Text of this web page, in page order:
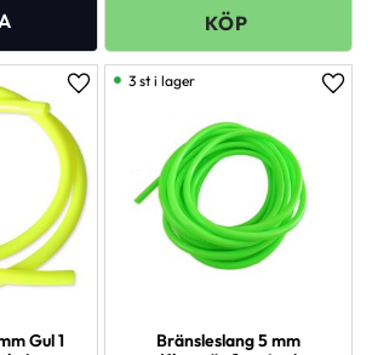
Gul 1
Lägg till i favoriter
Bränsleslang 5 mm
3 st i lager